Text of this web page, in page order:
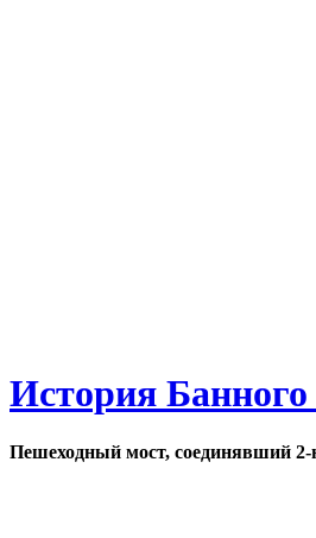
История
Пешеходный мост, соединявший